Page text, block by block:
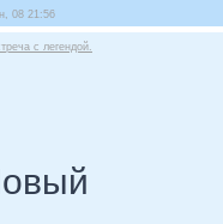
08 21:56
с легендой.